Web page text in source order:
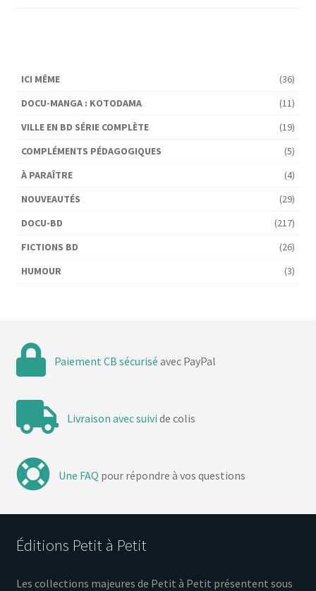
ICI MÊME
(36)
DOCU-MANGA : KOTODAMA
(11)
VILLE EN BD SÉRIE COMPLÈTE
(19)
COMPLÉMENTS PÉDAGOGIQUES
(5)
À PARAÎTRE
(4)
NOUVEAUTÉS
(29)
DOCU-BD
(217)
FICTIONS BD
(26)
HUMOUR
(3)
Paiement CB sécurisé avec PayPal
Livraison avec suivi de colis
Une FAQ pour répondre à vos questions
Éditions Petit à Petit
Les collections majeures de Petit à Petit présentent sous